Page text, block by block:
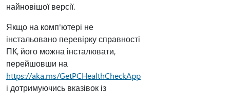
найновішої версії.
Якщо на комп'ютері не
інстальовано перевірку справності
ПК, його можна інсталювати,
перейшовши на
https://aka.ms/GetPCHealthCheckApp
і дотримуючись вказівок із